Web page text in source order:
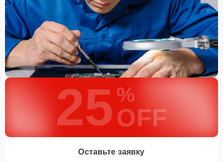
25 %
OFF
Оставьте заявку